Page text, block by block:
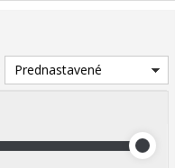
Prednastavené